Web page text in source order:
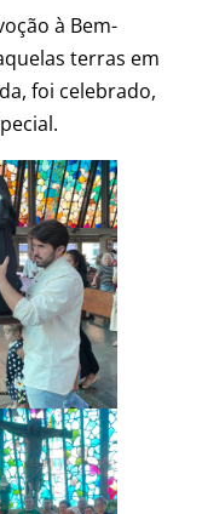
à Bem-
terras em
foi celebrado,